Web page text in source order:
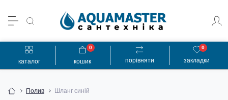
каталог порівняти закладки
0
кошик
0
Полив Шланг синій